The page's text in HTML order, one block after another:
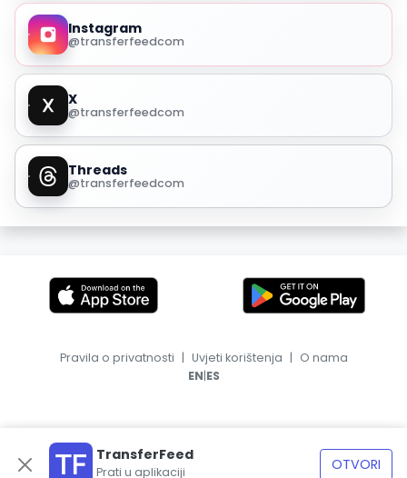
Instagram
@transferfeedcom
X
@transferfeedcom
Threads
@transferfeedcom
TransferFeed
Prati u aplikaciji OTVORI
Pravila o privatnosti | Uvjeti korištenja | O nama
EN|ES